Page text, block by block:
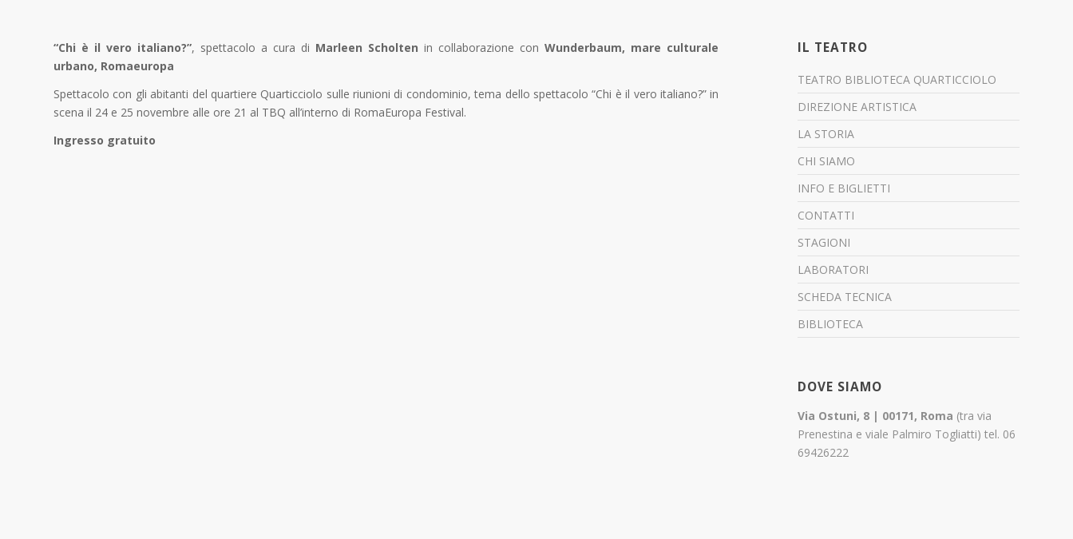
“Chi è il vero italiano?”, spettacolo a cura di Marleen Scholten in collaborazione con Wunderbaum, mare culturale
urbano, Romaeuropa
Spettacolo con gli abitanti del quartiere Quarticciolo sulle riunioni di condominio, tema dello spettacolo “Chi è il vero italiano?” in
scena il 24 e 25 novembre alle ore 21 al TBQ all’interno di RomaEuropa Festival.
Ingresso gratuito
IL TEATRO
TEATRO BIBLIOTECA QUARTICCIOLO
DIREZIONE ARTISTICA
LA STORIA
CHI SIAMO
INFO E BIGLIETTI
CONTATTI
STAGIONI
LABORATORI
SCHEDA TECNICA
BIBLIOTECA
DOVE SIAMO
Via Ostuni, 8 | 00171, Roma (tra via
Prenestina e viale Palmiro Togliatti) tel. 06
69426222